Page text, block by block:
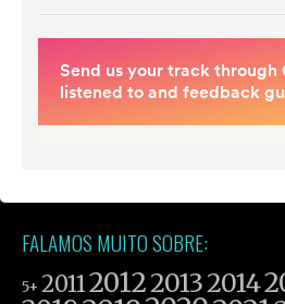
FALAMOS MUITO SOBRE:
5+ 2011201220132014